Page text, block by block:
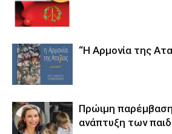
“Η Αρμονία της
Πρώιμη
ανάπτυξη των